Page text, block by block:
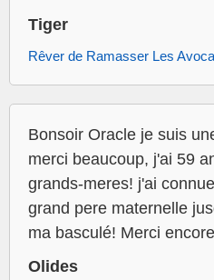
Tiger
Rêver de Ramasser Les
Bonsoir Oracle je suis
merci beaucoup, j'ai 59
grands-meres! j'ai
grand pere maternelle
ma basculé! Merci
Olides